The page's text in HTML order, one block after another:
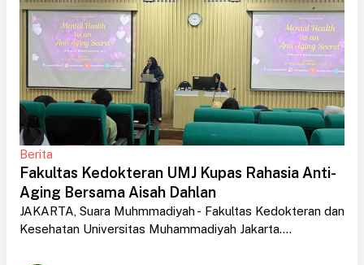
Berita
Fakultas Kedokteran UMJ Kupas Rahasia Anti-
Aging Bersama Aisah Dahlan
JAKARTA, Suara Muhmmadiyah - Fakultas Kedokteran dan
Kesehatan Universitas Muhammadiyah Jakarta....